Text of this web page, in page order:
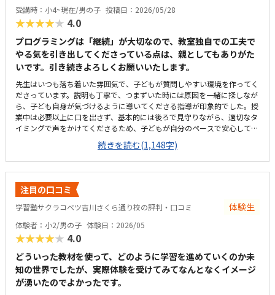
受講時：小4~現在/男の子 投稿日：2026/05/28
★★★★★ 4.0
プログラミングは「継続」が大切なので、教室独自での工夫で
やる気を引き出してくださっている点は、親としてもありがた
いです。引き続きよろしくお願いいたします。
先生はいつも落ち着いた雰囲気で、子どもが質問しやすい環境を作ってく
ださっています。説明も丁寧で、つまずいた時には原因を一緒に探しなが
ら、子ども自身が気づけるように導いてくださる指導が印象的でした。授
業中は必要以上に口を出さず、基本的には後ろで見守りながら、適切なタ
イミングで声をかけてくださるため、子どもが自分のペースで安心して取
り組めています。カリキュラムの細かな内容まではまだ把握しきれていま
せんが、教室独自の進捗シートがとても分かりやすく作られており、「今
日はどこまで進んだか」が一目で確認できる仕組みになっています。子ど
も自身も「今日はここまで進んだよ」と嬉しそうに教えてくれるので、学
習の見える化がしっかりできていると感じます。さらに、各ステップの先
には「このあたりでどの検定レベルを目指せるか」といった目安も書かれ
ており、今どの段階にいて、どこに向かっているのかが親にも分かりやす
がありましたが、このシートのおかげで成長の道筋が具体的にイメージで
き、安心して通わせることができています。教室までは車で10分ほどかか
周辺は大通りで交通量が多く、路上での一時的な乗り降りが難しいため、
毎回専用駐車場に入れる必要があります。少し手間には感じますが、安全
面を考えると仕方がない部分でもあり、安心して送り迎えができる環境だ
続きを読む(1,148字)
注目の口コミ
学習塾サクラコベツ吉川さくら通り校の評判・口コミ 体験生
体験者：小2/男の子 体験日：2026/05
★★★★★ 4.0
どういった教材を使って、どのように学習を進めていくのか未
知の世界でしたが、実際体験を受けてみてなんとなくイメージ
が湧いたのでよかったです。